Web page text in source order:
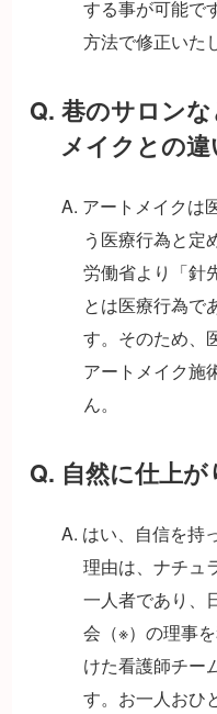
する事が可能で
方法で修正いた
Q. 巷のサロン
メイクとの
A. アートメイクは
う医療行為と定
労働省より「針
とは医療行為で
す。そのため、
アートメイク施
ん。
Q. 自然に仕上が
A. はい、自信を持
理由は、ナチュ
一人者であり、
会（※）の理事
けた看護師チー
す。お一人おひ